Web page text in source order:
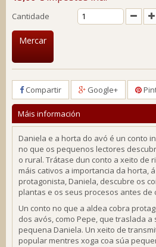
Cantidade
Mercar
Compartir Google+
Máis información
Daniela e a horta do avó é un conto
no que os pequenos lectores
o rural. Trátase dun conto a xeito de
máis cativos a importancia da horta,
protagonista, Daniela, descubre os
plantas e os seus procesos antes de
Un conto no que a aldea cobra
dos avós, como Pepe, que traslada
pequena Daniela. Un xeito de
popular mentres xoga coa súa